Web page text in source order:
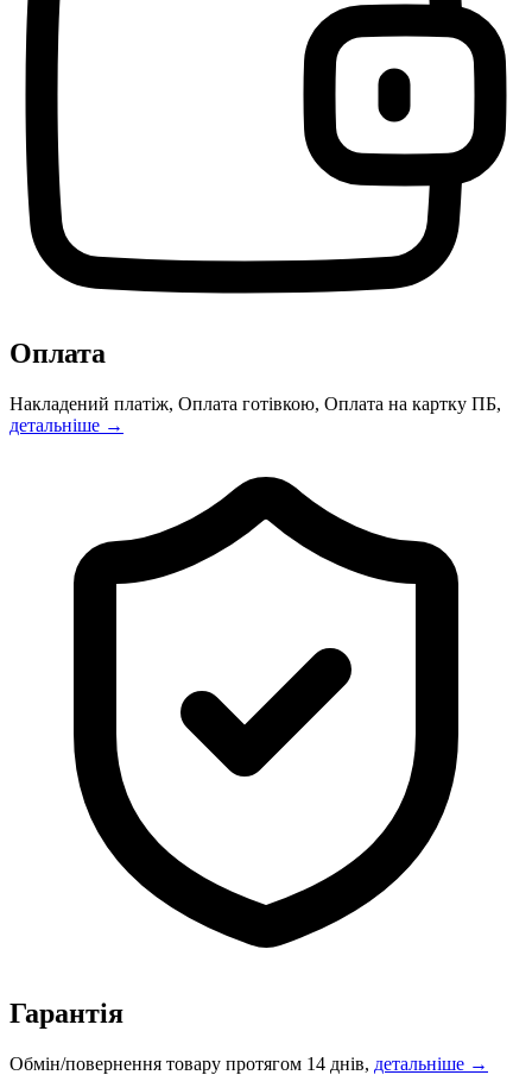
Оплата
Накладений платіж, Оплата готівкою, Оплата на картку ПБ,
детальніше →
Гарантія
Обмін/повернення товару протягом 14 днів, детальніше →